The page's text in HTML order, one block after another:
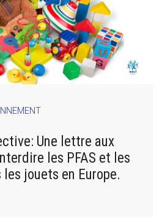
Une lettre aux
les PFAS et les
jouets en Europe.